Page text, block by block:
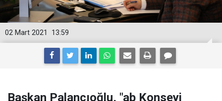
13:59
02 Mart 2021
Başkan Palancıoğlu, "ab Konseyi